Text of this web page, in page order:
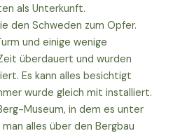
als Unterkunft.
den Schweden zum Opfer.
und einige wenige
überdauert und wurden
Es kann alles besichtigt
wurde gleich mit installiert.
Museum, in dem es unter
alles über den Bergbau